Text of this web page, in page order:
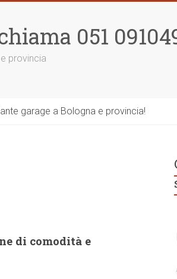
051
provincia
garage a Bologna e provincia!
di comodità e